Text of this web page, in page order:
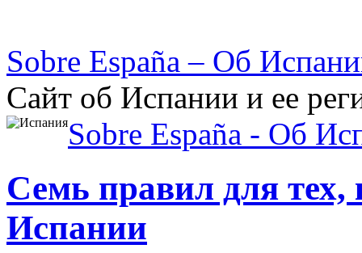
Sobre España – Об
Сайт об Испании и ее
Sobre España - Об
Семь правил для
Испании